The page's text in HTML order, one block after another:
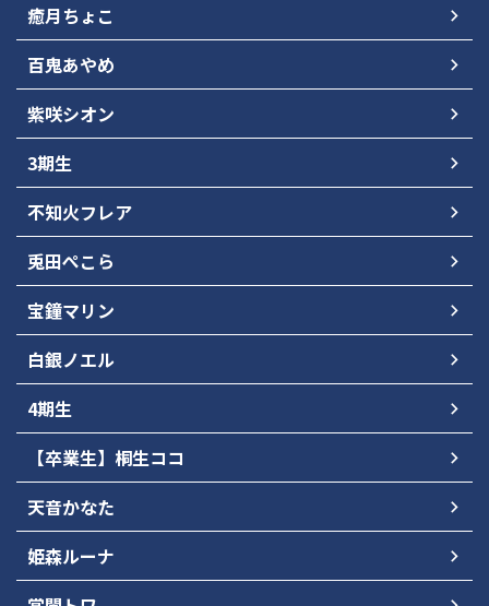
癒月ちょこ
百鬼あやめ
紫咲シオン
3期生
不知火フレア
兎田ぺこら
宝鐘マリン
白銀ノエル
4期生
【卒業生】桐生ココ
天音かなた
姫森ルーナ